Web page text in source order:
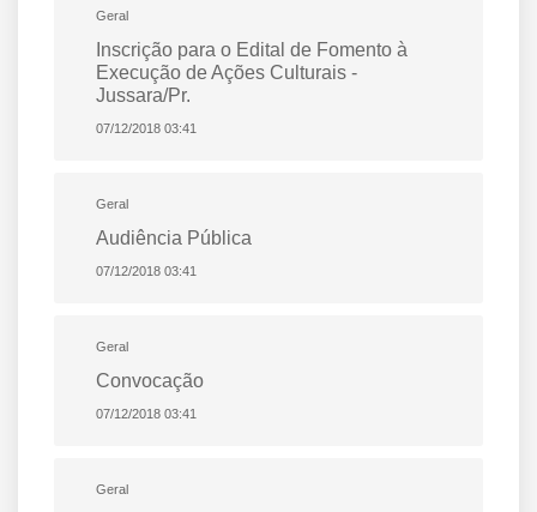
Geral
Inscrição para o Edital de Fomento à
Execução de Ações Culturais -
Jussara/Pr.
07/12/2018 03:41
Geral
Audiência Pública
07/12/2018 03:41
Geral
Convocação
07/12/2018 03:41
Geral